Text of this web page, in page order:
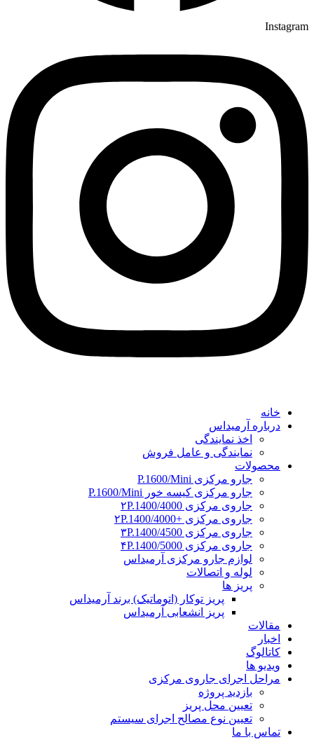
Instagram
خانه
درباره آرمیداس
اخذ نمایندگی
نمایندگی و عامل فروش
محصولات
جارو مرکزی P.1600/Mini
جارو مرکزی کیسه خور P.1600/Mini
جاروی مرکزی ۲P.1400/4000
جاروی مرکزی +۲P.1400/4000
جاروی مرکزی ۳P.1400/4500
جاروی مرکزی ۴P.1400/5000
لوازم جارو مرکزی آرمیداس
لوله و اتصالات
پریز ها
پریز توکار (اتوماتیک) برند آرمیداس
پریز انشعابی آرمیداس
مقالات
اخبار
کاتالوگ
ویدیو ها
مراحل اجرای جاروی مرکزی
بازدید پروژه
تعیین محل پریز
تعیین نوع مصالح اجرای سیستم
تماس با ما